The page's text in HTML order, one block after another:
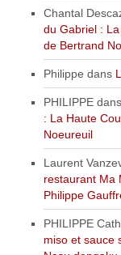
Chantal
du Gabriel :
de Bertrand
Philippe dans
PHILIPPE dans
: La Haute
Noeureuil
Laurent
restaurant Ma
Philippe
PHILIPPE
miso et sauce